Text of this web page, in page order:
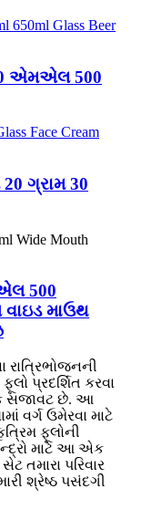
એમએલ 500
ગ્રામ 30
500
માઉથ
ફૂલો પ્રદર્શિત કરવા
સજાવટ છે. આ
વર્ગ ઉમેરવા માટે
ફૂલોની
માટે આ એક
તમારા પરિવાર
શ્રેષ્ઠ પસંદગી